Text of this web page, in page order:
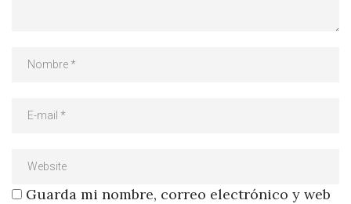
Guarda mi nombre, correo electrónico y web